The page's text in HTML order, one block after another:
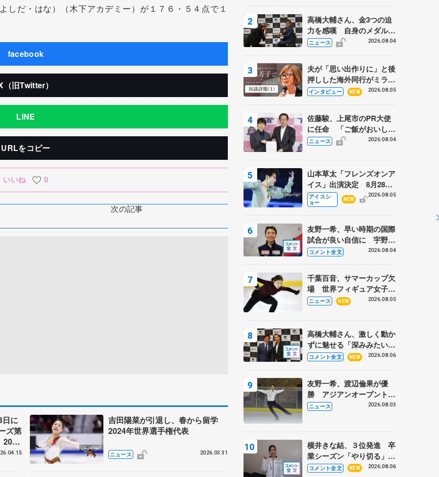
しだ・はな）（木下アカデミー）が１７６・５４点で１
facebook
（旧Twitter）
LINE
URLをコピー
いいね 0
次の記事
に
ズ第
ト連
吉田陽菜が引退し、春から留学
2024年世界選手権代表
ニュース 2026.03.31
高橋大輔さん、金3つの迫
力を感嘆 自身のメダルは
「どちらに？」 〝リス兄
野村忠宏さんと対談
ニュース 2026.08.04
夫が「思い出作りに」と後
押しした海外同行がミラノ
まで… 繁華街のリンクで
に 小林芳子さんが振り返
るスケート人生
インタビュー NEW 2026.08.05
佐藤駿、上尾市のPR大使
に任命 「ご飯がおいし
く、住みやすいのが魅力」
ニュース 2026.08.04
山本草太「フレンズオンア
イス」出演決定 8月28日
（金）2公演のみ 荒川静
香さんプロデュース、20
アイスシ
ョー
NEW
2026.08.05
友野一希、早い時期の国際
試合が良い自信に 宇野昌
磨の現役復帰に思っている
トロフィーフリー】
コメント全文 2026.08.04
千葉百音、サマーカップ欠
場 世界フィギュア女子2
位
ニュース NEW 2026.08.05
高橋大輔さん、激しく動か
ずに魅せる「深みみたいな
ものは出てきている？」
ド野村忠宏さんと和気あい
あい
コメント全文 NEW 2026.08.06
友野一希、渡辺倫果が優
勝 アジアンオープントロ
フィー
ニュース 2026.08.03
横井きな結、３位発進 卒
業シーズン「やり切る」
【みなとアクルス杯SP】
コメント全文 NEW 2026.08.06